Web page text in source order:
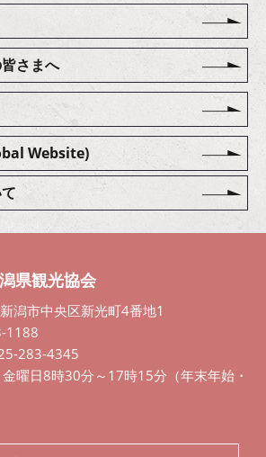
さまへ
Website)
県観光協会
潟市中央区新光町4番地1
1188
283-4345
曜日8時30分～17時15分（年末年始・